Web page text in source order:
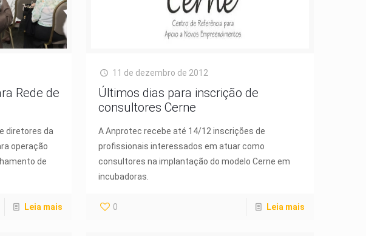
Rede de
diretores da
operação
de
Leia mais
11 de dezembro de 2012
Últimos dias para inscrição de
consultores Cerne
A Anprotec recebe até 14/12 inscrições de
profissionais interessados em atuar como
consultores na implantação do modelo Cerne em
incubadoras.
0 Leia mais